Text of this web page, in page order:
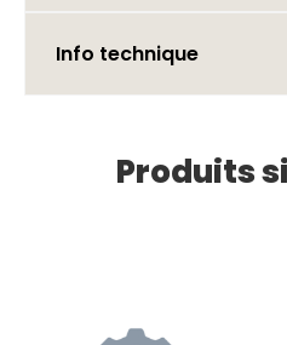
Info technique
Produits